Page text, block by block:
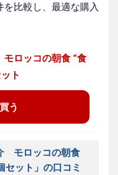
比較し、最適な購入
ロッコの朝食 “食
ト
う
モロッコの朝食
セット」の口コミ